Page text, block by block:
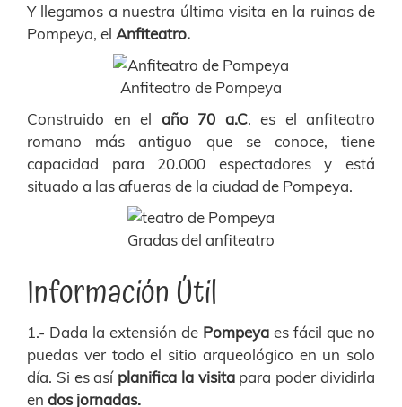
Y llegamos a nuestra última visita en la ruinas de
Pompeya, el Anfiteatro.
Anfiteatro de Pompeya
Construido en el año 70 a.C. es el anfiteatro
romano más antiguo que se conoce, tiene
capacidad para 20.000 espectadores y está
situado a las afueras de la ciudad de Pompeya.
Gradas del anfiteatro
Información Útil
1.- Dada la extensión de Pompeya es fácil que no
puedas ver todo el sitio arqueológico en un solo
día. Si es así planifica la visitapara poder dividirla
en dos jornadas.